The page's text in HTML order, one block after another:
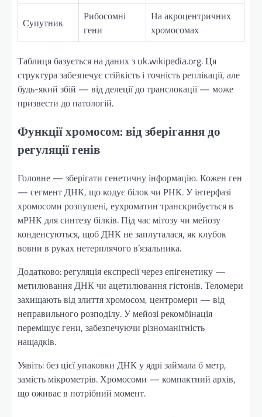
Супутник
Рибосомні
гени
На акроцентричних
хромосомах
Таблиця базується на даних з uk.wikipedia.org. Ця
структура забезпечує стійкість і точність реплікації, але
будь-який збій — від делеції до транслокації — може
призвести до патологій.
Функції хромосом: від зберігання до
регуляції генів
Головне — зберігати генетичну інформацію. Кожен ген
— сегмент ДНК, що кодує білок чи РНК. У інтерфазі
хромосоми розпушені, еухроматин транскрибується в
мРНК для синтезу білків. Під час мітозу чи мейозу
конденсуються, щоб ДНК не заплуталася, як клубок
вовни в руках нетерплячого в’язальника.
Додатково: регуляція експресії через епігенетику —
метилювання ДНК чи ацетилювання гістонів. Теломери
захищають від злиття хромосом, центромери — від
неправильного розподілу. У мейозі рекомбінація
перемішує гени, забезпечуючи різноманітність
нащадків.
Уявіть: без цієї упаковки ДНК у ядрі займала б метр,
замість мікрометрів. Хромосоми — компактний архів,
що оживає в потрібний момент.